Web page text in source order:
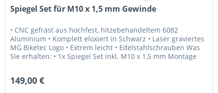
Spiegel Set für M10 x 1,5 mm Gewinde
• CNC gefräst aus hochfest, hitzebehandeltem 6082
Aluminium • Komplett eloxiert in Schwarz • Laser graviertes
MG Biketec Logo • Extrem leicht • Edelstahlschrauben Was
Sie erhalten: • 1x Spiegel Set inkl. M10 x 1,5 mm Montage
149,00 €